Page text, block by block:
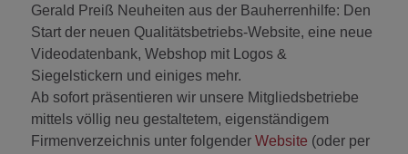
Gerald Preiß Neuheiten aus der Bauherrenhilfe: Den
Start der neuen Qualitätsbetriebs-Website, eine neue
Videodatenbank, Webshop mit Logos &
Siegelstickern und einiges mehr.
Ab sofort präsentieren wir unsere Mitgliedsbetriebe
mittels völlig neu gestaltetem, eigenständigem
Firmenverzeichnis unter folgender Website (oder per